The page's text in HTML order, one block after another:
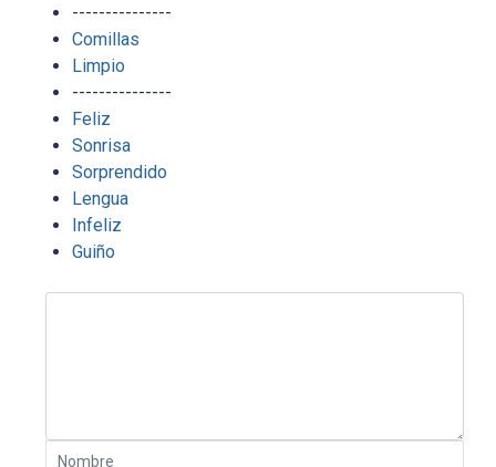
---------------
Comillas
Limpio
---------------
Feliz
Sonrisa
Sorprendido
Lengua
Infeliz
Guiño